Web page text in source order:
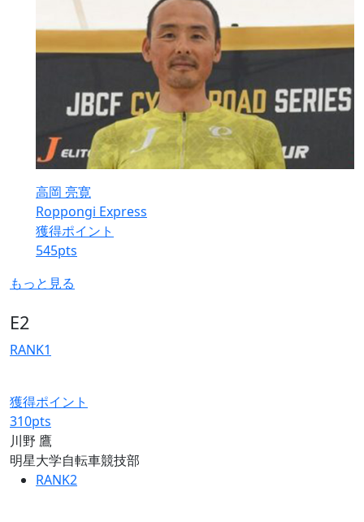
高岡 亮寛
Roppongi Express
獲得ポイント
545pts
もっと見る
E2
RANK1
獲得ポイント
310pts
川野 鷹
明星大学自転車競技部
RANK2